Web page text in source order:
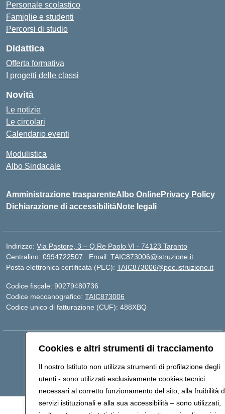
Cookies e altri strumenti di tracciamento
Il nostro Istituto non utilizza strumenti di profilazione degli
utenti - sono utilizzati esclusivamente cookies tecnici
necessari al corretto funzionamento del sito, alla fruibilità
servizi istituzionali e alla sua accessibilità – sono utilizzati,
Personale scolastico
Famiglie e studenti
Percorsi di studio
Didattica
Offerta formativa
I progetti delle classi
Novità
Le notizie
Le circolari
Calendario eventi
Modulistica
Albo Sindacale
Amministrazione trasparenteAlbo OnlinePrivacy Policy
Dichiarazione di accessibilitàNote legali
Indirizzo: Via Pastore, 3 – Q.Re Paolo VI - 74123 Taranto
Centralino: 0994722507 Email: TAIC873006@istruzione.it
Posta elettronica certificata (PEC): TAIC873006@pec.istruzione.it
Codice fiscale: 90279480736
Codice meccanografico: TAIC873006
Codice unico di fatturazione (CUF): 488XBQ
Hosting & Powered by 3D Solution S.r.l.